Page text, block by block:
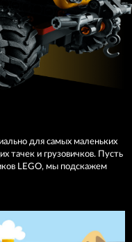
для самых маленьких
тачек и грузовичков. Пусть
LEGO, мы подскажем